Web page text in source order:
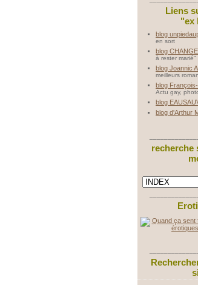
Liens
"ex
blog
en sort
blog
à rester marié"
blog Joannic
meilleurs
blog
Actu gay,
blog
blog d'Arthur
recherche